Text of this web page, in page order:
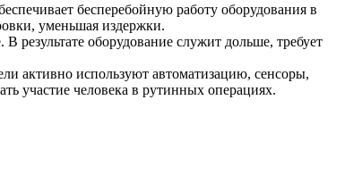
бесперебойную работу оборудования в
уменьшая издержки.
результате оборудование служит дольше, требует
активно используют автоматизацию, сенсоры,
участие человека в рутинных операциях.